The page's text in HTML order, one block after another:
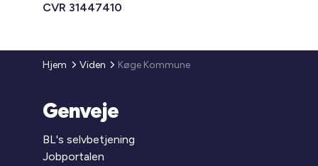
CVR 31447410
Hjem Viden Køge Kommune
Genveje
BL's selvbetjening
Jobportalen